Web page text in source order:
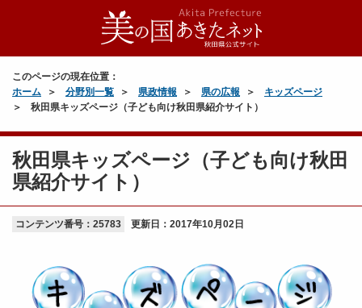
このページの現在位置：
ホーム
分野別一覧 県政情報 県の広報
キッズページ
秋田県キッズページ（子ども向け秋田県紹介サイト）
秋田県キッズページ（子ども向け秋田
県紹介サイト）
コンテンツ番号：25783 更新日： 2017年10月02日